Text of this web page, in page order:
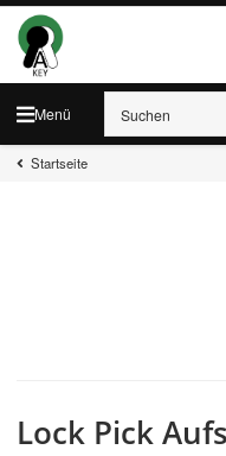
Menü
Startseite
Lock Pick